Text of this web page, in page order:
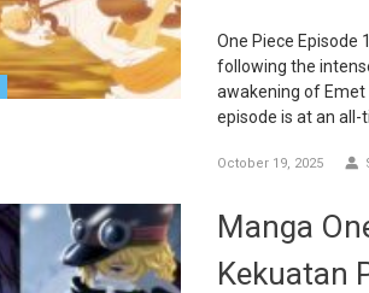
One Piece Episode
following the
awakening of Emet
episode is at an all-
October 19, 2025
Manga
Kekuatan